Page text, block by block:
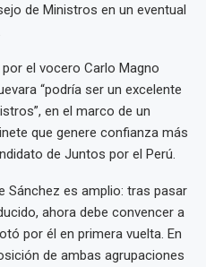
de Ministros en un eventual
el vocero Carlo Magno
“podría ser un excelente
en el marco de un
que genere confianza más
de Juntos por el Perú.
Sánchez es amplio: tras pasar
ahora debe convencer a
por él en primera vuelta. En
de ambas agrupaciones